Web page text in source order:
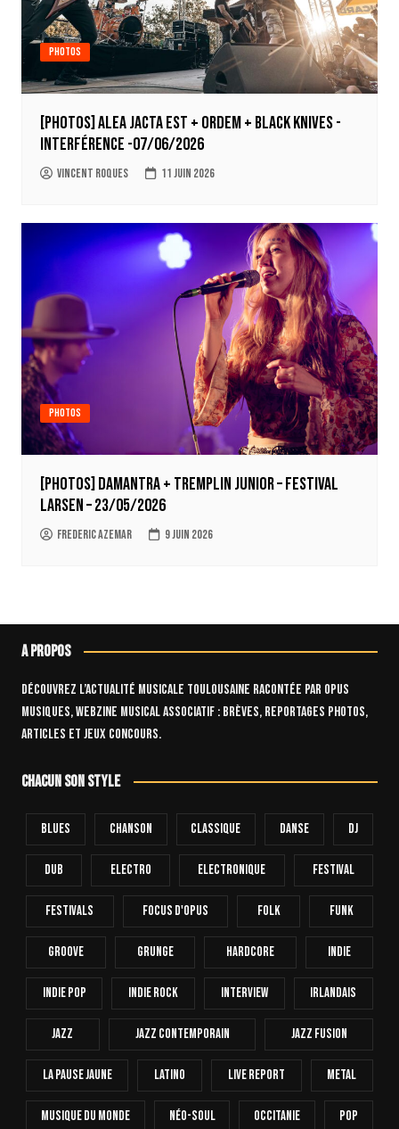
Photos
[Photos] Alea Jacta Est + Ordem + Black Knives -
Interférence -07/06/2026
Vincent Roques 11 juin 2026
Photos
[Photos] Damantra + tremplin junior – Festival
Larsen – 23/05/2026
Frederic Azemar 9 juin 2026
A propos
Découvrez l’actualité musicale toulousaine racontée par OPUS
Musiques, webzine musical associatif : brèves, reportages photos,
articles et jeux concours.
Chacun son style
Blues Chanson Classique Danse Dj
Dub Electro Electronique FESTIVAL
Festivals Focus D'Opus Folk Funk
Groove Grunge Hardcore INDIE
Indie Pop Indie Rock Interview Irlandais
Jazz Jazz Contemporain Jazz Fusion
La Pause Jaune Latino Live Report Metal
Musique Du Monde Néo-Soul Occitanie Pop